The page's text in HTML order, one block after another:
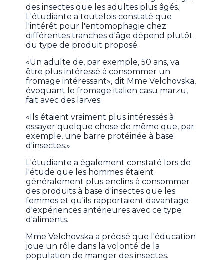
des insectes que les adultes plus âgés.
L'étudiante a toutefois constaté que
l'intérêt pour l'entomophagie chez
différentes tranches d'âge dépend plutôt
du type de produit proposé.
«Un adulte de, par exemple, 50 ans, va
être plus intéressé à consommer un
fromage intéressant», dit Mme Velchovska,
évoquant le fromage italien casu marzu,
fait avec des larves.
«Ils étaient vraiment plus intéressés à
essayer quelque chose de même que, par
exemple, une barre protéinée à base
d'insectes.»
L'étudiante a également constaté lors de
l'étude que les hommes étaient
généralement plus enclins à consommer
des produits à base d'insectes que les
femmes et qu'ils rapportaient davantage
d'expériences antérieures avec ce type
d'aliments.
Mme Velchovska a précisé que l'éducation
joue un rôle dans la volonté de la
population de manger des insectes.